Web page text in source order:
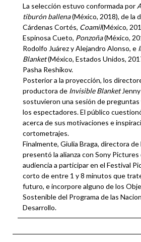
La selección estuvo conformada por
tiburón ballena(México, 2018), de la
Cárdenas Cortés, Coamil(México,
Espinosa Cueto, Ponzoña(México,
Rodolfo Juárez y Alejandro Alonso, e
Blanket(México, Estados Unidos,
Pasha Reshikov.
Posterior a la proyección, los
productora de Invisible BlanketJenny
sostuvieron una sesión de
los espectadores. El público
acerca de sus motivaciones e
cortometrajes.
Finalmente, Giulia Braga, directora de
presentó la alianza con Sony Pictures
audiencia a participar en el Festival
corto de entre 1 y 8 minutos que
futuro, e incorpore alguno de los
Sostenible del Programa de las
Desarrollo.